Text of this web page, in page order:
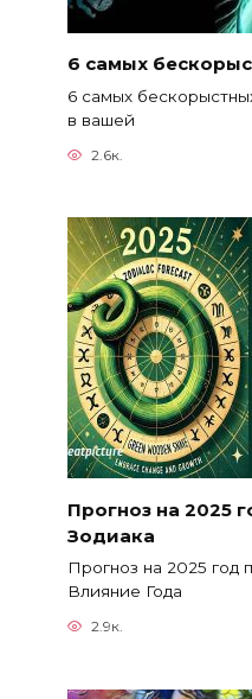
6 самых
6 самых
в вашей
2.6к.
Прогноз на 2025
Зодиака
Прогноз на 2025 год
Влияние Года
2.9к.